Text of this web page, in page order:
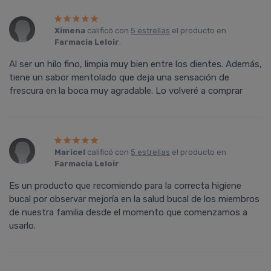
Ximena calificó con 5 estrellas el producto en
Farmacia Leloir.
Al ser un hilo fino, limpia muy bien entre los dientes. Además,
tiene un sabor mentolado que deja una sensación de
frescura en la boca muy agradable. Lo volveré a comprar
Maricel calificó con 5 estrellas el producto en
Farmacia Leloir.
Es un producto que recomiendo para la correcta higiene
bucal por observar mejorí­a en la salud bucal de los miembros
de nuestra familia desde el momento que comenzamos a
usarlo.